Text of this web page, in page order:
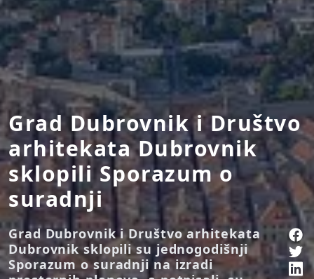
Grad Dubrovnik i Društvo
arhitekata Dubrovnik
sklopili Sporazum o
suradnji
Grad Dubrovnik i Društvo arhitekata
Dubrovnik sklopili su jednogodišnji
Sporazum o suradnji na izradi